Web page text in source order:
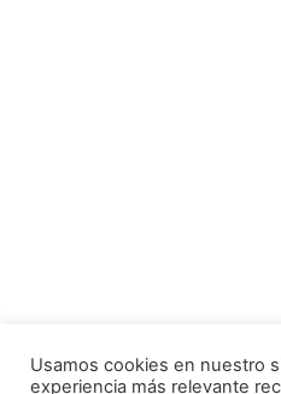
Usamos cookies en nuestro
experiencia más relevante